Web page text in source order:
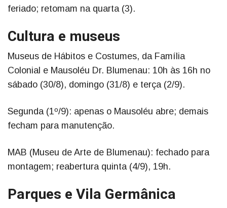
feriado; retomam na quarta (3).
Cultura e museus
Museus de Hábitos e Costumes, da Família
Colonial e Mausoléu Dr. Blumenau: 10h às 16h no
sábado (30/8), domingo (31/8) e terça (2/9).
Segunda (1º/9): apenas o Mausoléu abre; demais
fecham para manutenção.
MAB (Museu de Arte de Blumenau): fechado para
montagem; reabertura quinta (4/9), 19h.
Parques e Vila Germânica